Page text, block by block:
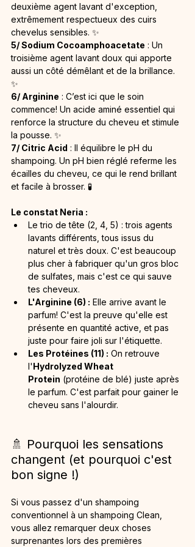
deuxième agent lavant d'exception,
extrêmement respectueux des cuirs
chevelus sensibles. ✨
5/ Sodium Cocoamphoacetate : Un
troisième agent lavant doux qui apporte
aussi un côté démêlant et de la brillance.
✨
6/ Arginine : C’est ici que le soin
commence! Un acide aminé essentiel qui
renforce la structure du cheveu et stimule
la pousse. ✨
7/ Citric Acid : Il équilibre le pH du
shampoing. Un pH bien réglé referme les
écailles du cheveu, ce qui le rend brillant
et facile à brosser. 🧪
Le constat Neria :
Le trio de tête (2, 4, 5) : trois agents
lavants différents, tous issus du
naturel et très doux. C'est beaucoup
plus cher à fabriquer qu'un gros bloc
de sulfates, mais c'est ce qui sauve
tes cheveux.
L'Arginine (6) : Elle arrive avant le
parfum! C'est la preuve qu'elle est
présente en quantité active, et pas
juste pour faire joli sur l'étiquette.
Les Protéines (11) : On retrouve
l'Hydrolyzed Wheat
Protein (protéine de blé) juste après
le parfum. C'est parfait pour gainer le
cheveu sans l'alourdir.
🚿 Pourquoi les sensations
changent (et pourquoi c'est
bon signe !)
Si vous passez d'un shampoing
conventionnel à un shampoing Clean,
vous allez remarquer deux choses
surprenantes lors des premières